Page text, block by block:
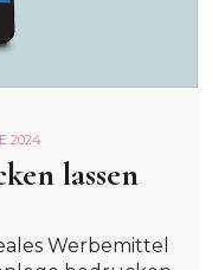
2024
lassen
Werbemittel